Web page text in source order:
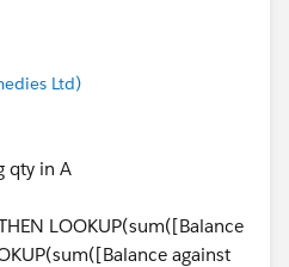
Ltd)
qty in A
LOOKUP(sum([Balance
against